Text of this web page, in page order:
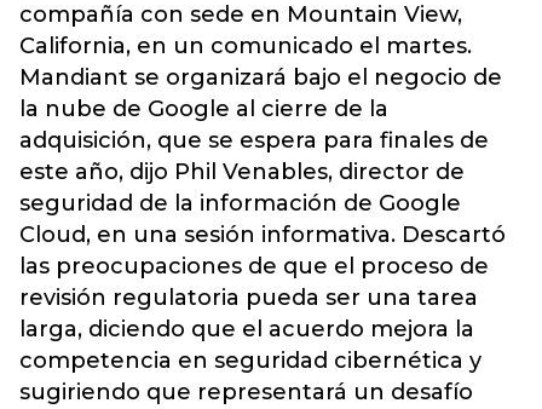
compañía con sede en Mountain View,
California, en un comunicado el martes.
Mandiant se organizará bajo el negocio de
la nube de Google al cierre de la
adquisición, que se espera para finales de
este año, dijo Phil Venables, director de
seguridad de la información de Google
Cloud, en una sesión informativa. Descartó
las preocupaciones de que el proceso de
revisión regulatoria pueda ser una tarea
larga, diciendo que el acuerdo mejora la
competencia en seguridad cibernética y
sugiriendo que representará un desafío